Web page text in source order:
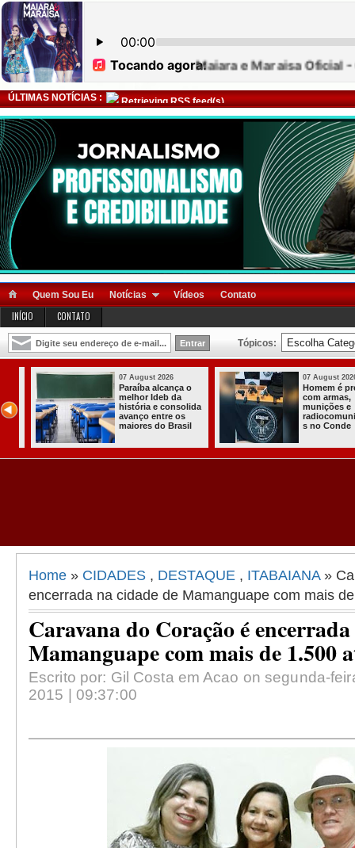
ÚLTIMAS NOTÍCIAS : Retrieving RSS feed(s)
Quem Sou Eu Notícias Vídeos Contato
INÍCIO CONTATO
Tópicos:
07 August 2026
Homem é preso
com armas,
munições e
radiocomunicadore
s no Conde
03 August 2026
Itabaiana
a primeira
Comunitária
Solidária a
Comunidade
Almir Muniz
Home » CIDADES , DESTAQUE , ITABAIANA»
encerrada na cidade de Mamanguape com mais
Caravana do Coração é
Mamanguape com mais de 1.500
Escrito por: Gil Costa em Acao on segunda-
2015 | 09:37:00